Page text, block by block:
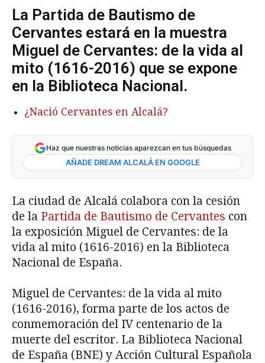
La Partida de Bautismo de
Cervantes estará en la muestra
Miguel de Cervantes: de la vida al
mito (1616-2016) que se expone
en la Biblioteca Nacional.
¿Nació Cervantes en Alcalá?
Haz que nuestras noticias aparezcan en tus búsquedas
AÑADE DREAM ALCALÁ EN GOOGLE
La ciudad de Alcalá colabora con la cesión
de la Partida de Bautismo de Cervantes con
la exposición Miguel de Cervantes: de la
vida al mito (1616-2016) en la Biblioteca
Nacional de España.
Miguel de Cervantes: de la vida al mito
(1616-2016), forma parte de los actos de
conmemoración del IV centenario de la
muerte del escritor. La Biblioteca Nacional
de España (BNE) y Acción Cultural Española